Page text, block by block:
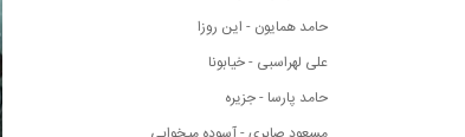
حامد همایون - این روزا
علی لهراسبی - خیابونا
حامد پارسا - جزیره